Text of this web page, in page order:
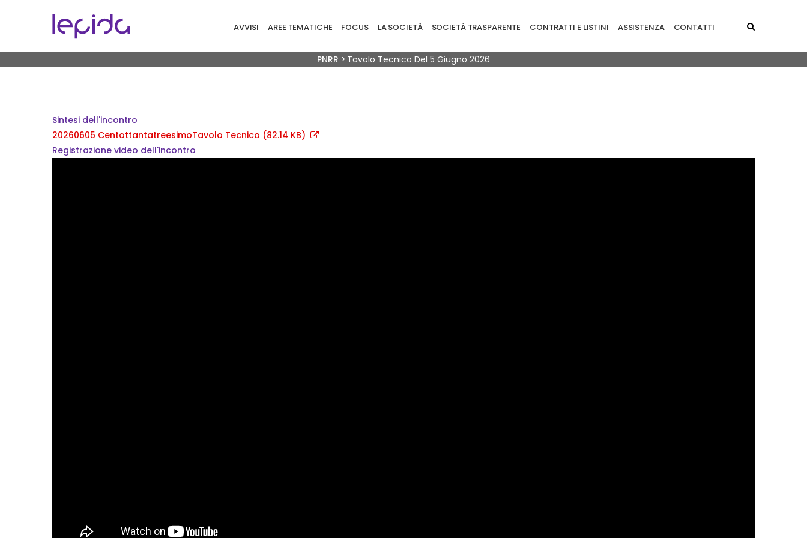
AVVISI AREE TEMATICHE FOCUS LA SOCIETÀ SOCIETÀ TRASPARENTE CONTRATTI E LISTINI ASSISTENZA CONTATTI
Briciole di pane
PNRR > Tavolo Tecnico Del 5 Giugno 2026
Sintesi dell'incontro
20260605 CentottantatreesimoTavolo Tecnico (82.14 KB)
Registrazione video dell'incontro